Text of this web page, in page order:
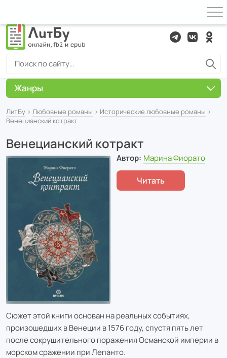
ЛитБу › Любовные романы › Исторические любовные романы ›
Венецианский котракт
Венецианский котракт
Автор: Марина Фиорато
Читать
Сюжет этой книги основан на реальных событиях,
произошедших в Венеции в 1576 году, спустя пять лет
после сокрушительного поражения Османской империи в
морском сражении при Лепанто.
Жанры